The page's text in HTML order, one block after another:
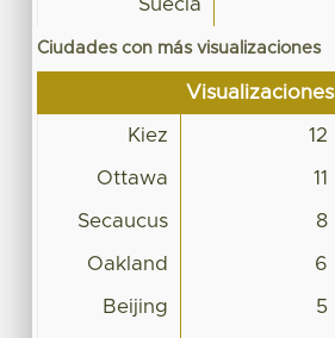
Suecia
Ciudades con más visualizaciones
Visualizaciones
Kiez 12
Ottawa 11
Secaucus 8
Oakland 6
Beijing 5